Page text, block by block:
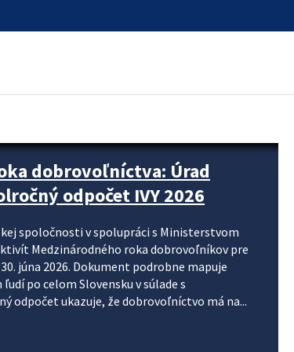
krok za krokom
systému DPH a digitalizácie fakturačných
k tomu, aby sa elektronická faktúra stala
je priniesť jednoduchšie, rýchlejšie a
údajov, znížiť riziko chýb a podporiť
preto nepredstavuje...